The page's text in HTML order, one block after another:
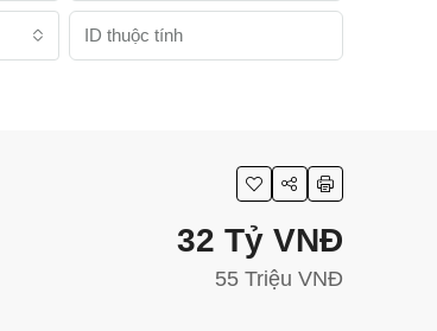
32 Tỷ VNĐ
55 Triệu VNĐ